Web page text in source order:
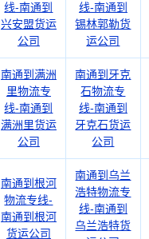
线-南通到
兴安盟货运
公司
线-南通到
锡林郭勒货
运公司
南通到满洲
里物流专
线-南通到
满洲里货运
公司
南通到牙克
石物流专
线-南通到
牙克石货运
公司
南通到根河
物流专线-
南通到根河
货运公司
南通到乌兰
浩特物流专
线-南通到
乌兰浩特货